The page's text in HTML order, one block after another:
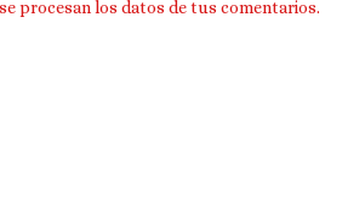
procesan los datos de tus comentarios.